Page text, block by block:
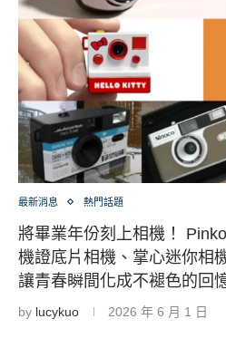
最新消息 熱門話題
將畢業年份刻上相機！
機證底片相機、掌心迷你相
讓青春瞬間化成不褪色的回
by lucykuo 2026 年 6 月 1 日